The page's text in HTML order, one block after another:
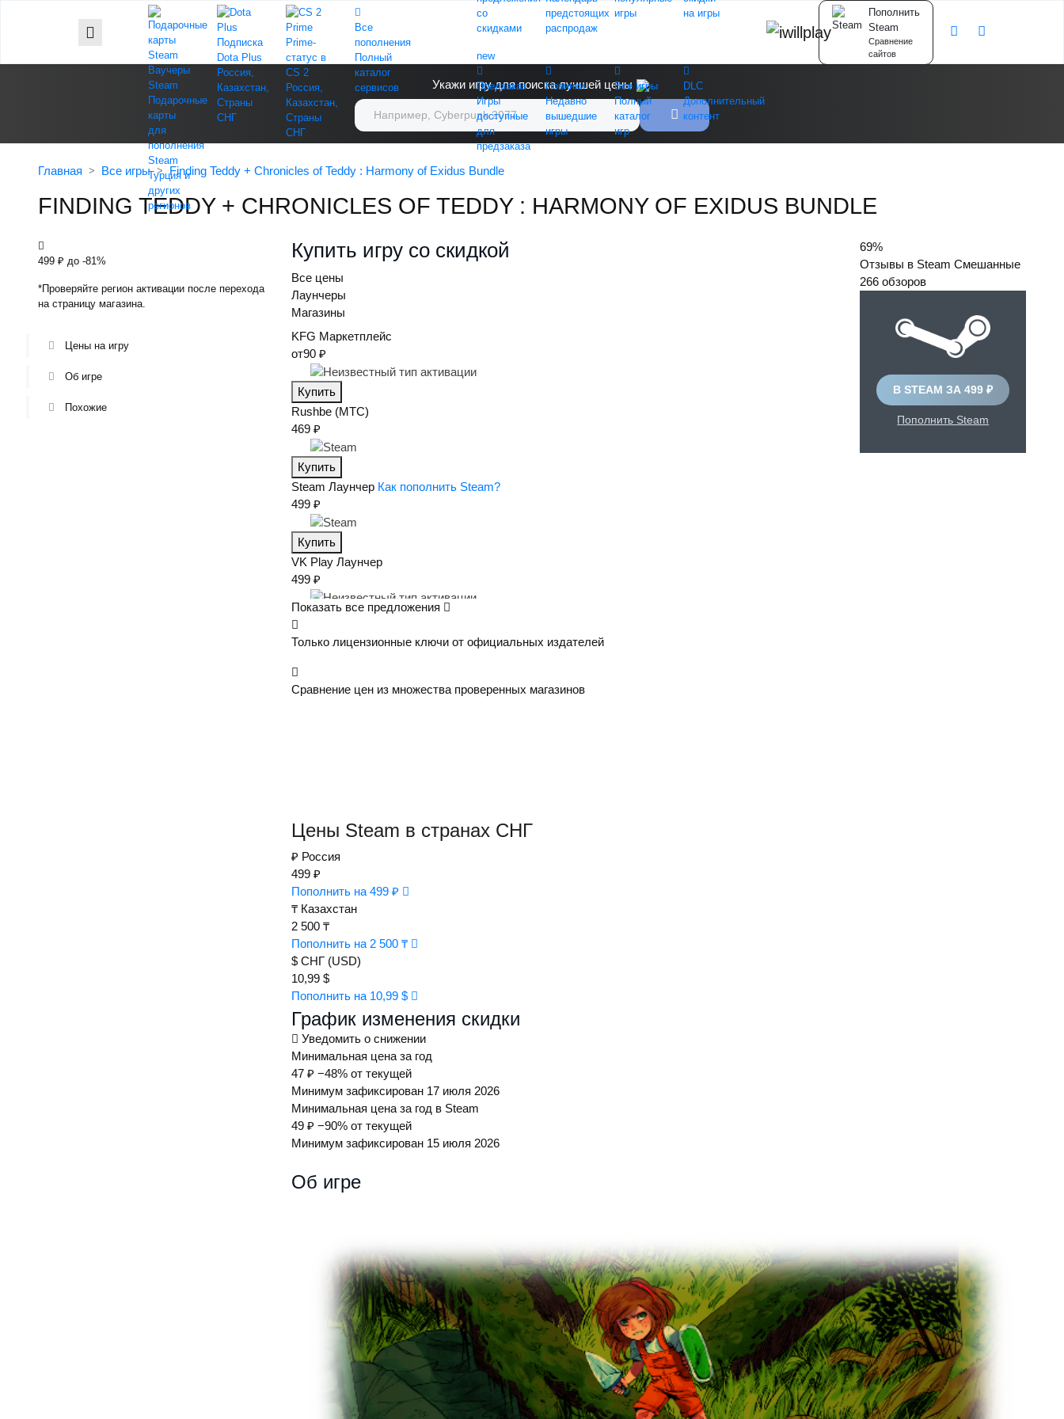
Ваучеры
Steam
Подарочные
карты
для
пополнения
Steam
Турция и
других
регионов
Подписка
Dota Plus
Россия,
Казахстан,
Страны
СНГ
Prime-
статус в
CS 2
Россия,
Казахстан,
Страны
СНГ
Все
пополнения
Полный
каталог
сервисов
со
скидками
new
предстоящих
распродаж
игры
на игры
Предзаказ
Игры
доступные
для
предзаказа
Новинки
Недавно
вышедшие
игры
Все игры
Полный
каталог
игр
DLC
Дополнительный
контент
Пополнить
Steam
Сравнение
сайтов
Укажи игру для поиска лучшей цены
Главная Все игры Finding Teddy + Chronicles of Teddy : Harmony of Exidus Bundle
FINDING TEDDY + CHRONICLES OF TEDDY : HARMONY OF EXIDUS BUNDLE
Купить игру со скидкой
Все цены
Лаунчеры
Магазины
KFG Маркетплейс
от90 ₽
Купить
Rushbe (МТС)
469 ₽
Купить
Steam Лаунчер Как пополнить Steam?
499 ₽
Купить
VK Play Лаунчер
499 ₽
Купить
Показать все предложения
69%
Отзывы в Steam Смешанные
266 обзоров
В STEAM ЗА 499 ₽
Пополнить Steam
Только лицензионные ключи от официальных издателей
Сравнение цен из множества проверенных магазинов
Цены Steam в странах СНГ
₽ Россия
499 ₽
Пополнить на 499 ₽
₸ Казахстан
2 500 ₸
Пополнить на 2 500 ₸
$ СНГ (USD)
10,99 $
Пополнить на 10,99 $
График изменения скидки
Уведомить о снижении
Минимальная цена за год
47 ₽ −48% от текущей
Минимум зафиксирован 17 июля 2026
Минимальная цена за год в Steam
49 ₽ −90% от текущей
Минимум зафиксирован 15 июля 2026
Об игре
499 ₽ до -81%
*Проверяйте регион активации после перехода
на страницу магазина.
Цены на игру
Об игре
Похожие